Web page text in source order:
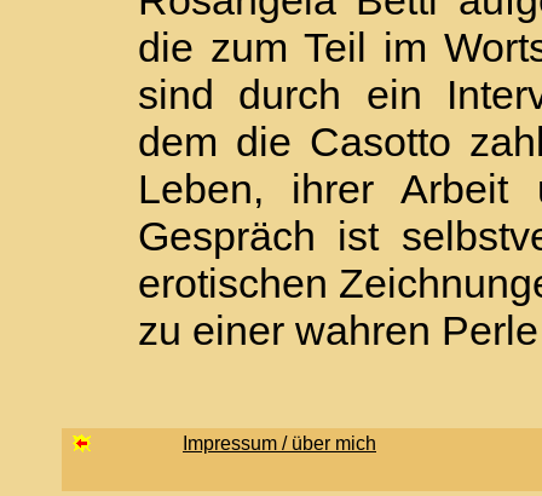
die zum Teil im
sind durch ein
dem die Casotto
Leben, ihrer Arbeit
Gespräch ist
erotischen
zu einer wahren
Impressum / über mich